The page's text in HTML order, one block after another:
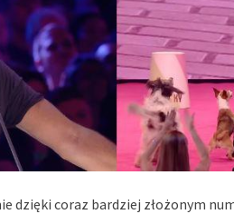
dzięki coraz bardziej złożonym